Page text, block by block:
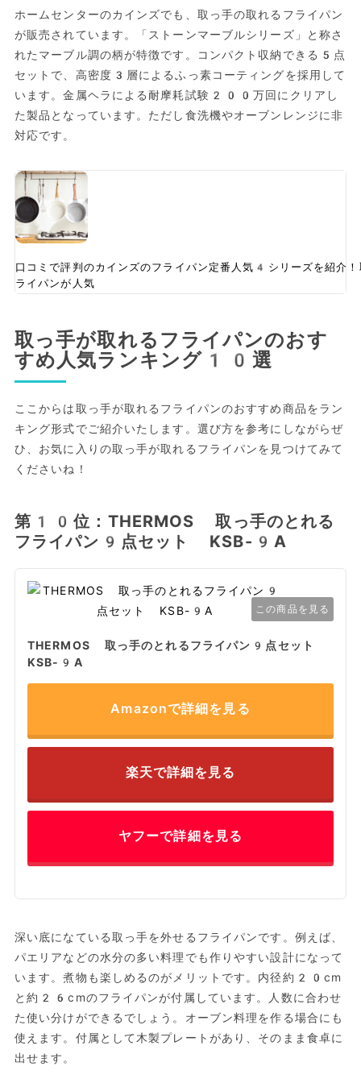
ホームセンターのカインズでも、取っ手の取れるフライパン
が販売されています。「ストーンマーブルシリーズ」と称さ
れたマーブル調の柄が特徴です。コンパクト収納できる5点
セットで、高密度3層によるふっ素コーティングを採用して
います。金属ヘラによる耐摩耗試験200万回にクリアし
た製品となっています。ただし食洗機やオーブンレンジに非
対応です。
口コミで評判のカインズのフライパン定番人気4シリーズを紹介
ライパンが人気
取っ手が取れるフライパンのおす
すめ人気ランキング10選
ここからは取っ手が取れるフライパンのおすすめ商品をラン
キング形式でご紹介いたします。選び方を参考にしながらぜ
ひ、お気に入りの取っ手が取れるフライパンを見つけてみて
くださいね！
第10位：THERMOS 取っ手のとれる
フライパン9点セット KSB-9A
この商品を見る
THERMOS 取っ手のとれるフライパン9点セット
KSB-9A
Amazonで詳細を見る
楽天で詳細を見る
ヤフーで詳細を見る
深い底になている取っ手を外せるフライパンです。例えば、
パエリアなどの水分の多い料理でも作りやすい設計になって
います。煮物も楽しめるのがメリットです。内径約20cm
と約26cmのフライパンが付属しています。人数に合わせ
た使い分けができるでしょう。オーブン料理を作る場合にも
使えます。付属として木製プレートがあり、そのまま食卓に
出せます。